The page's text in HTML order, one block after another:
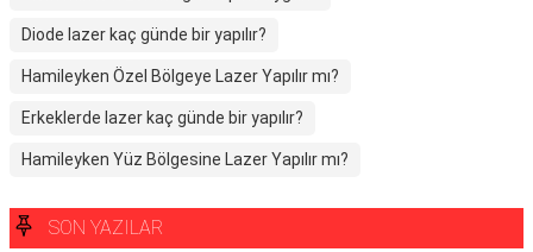
Diode lazer kaç günde bir yapılır?
Hamileyken Özel Bölgeye Lazer Yapılır mı?
Erkeklerde lazer kaç günde bir yapılır?
Hamileyken Yüz Bölgesine Lazer Yapılır mı?
SON YAZILAR